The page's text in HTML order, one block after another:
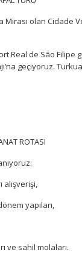
Mirası olan
Real de São Filipe
geçiyoruz.
ROTASI
alışverişi,
yapıları,
ve sahil molaları.